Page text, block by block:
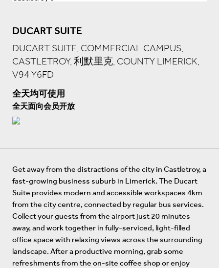
DUCART SUITE
DUCART SUITE, COMMERCIAL CAMPUS,
CASTLETROY, 利默里克, COUNTY LIMERICK,
V94 Y6FD
全天均可使用
全天面向会员开放
Get away from the distractions of the city in Castletroy, a
fast-growing business suburb in Limerick. The Ducart
Suite provides modern and accessible workspaces 4km
from the city centre, connected by regular bus services.
Collect your guests from the airport just 20 minutes
away, and work together in fully-serviced, light-filled
office space with relaxing views across the surrounding
landscape. After a productive morning, grab some
refreshments from the on-site coffee shop or enjoy